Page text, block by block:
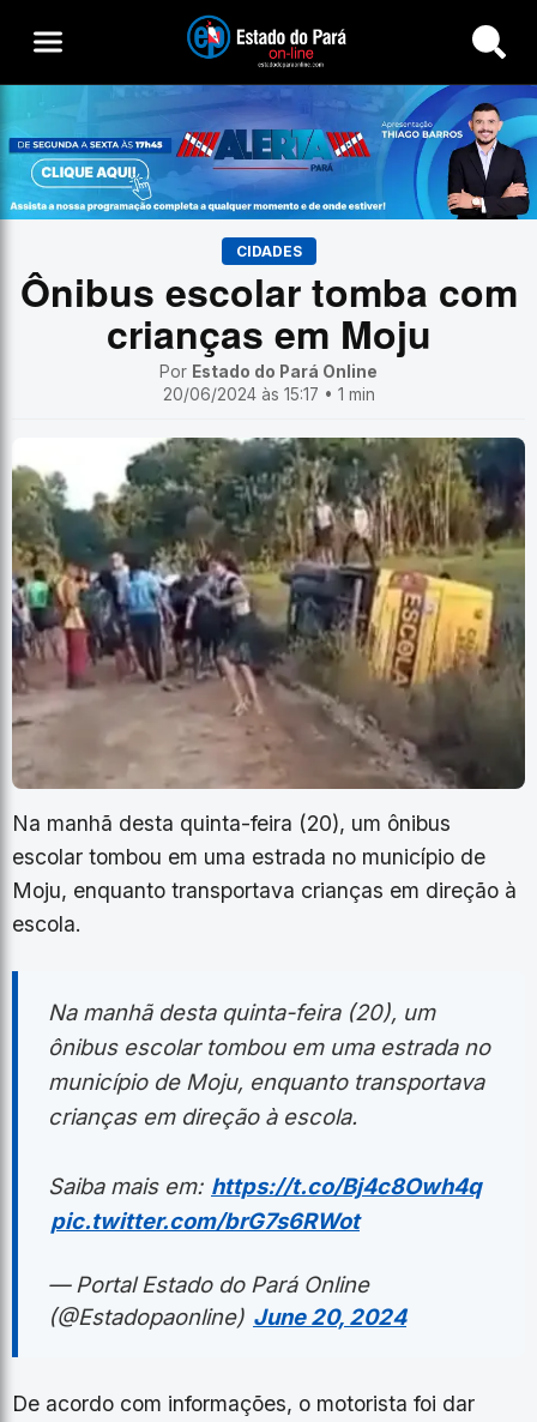
Buscar
CIDADES
Ônibus escolar tomba com
crianças em Moju
Por Estado do Pará Online
20/06/2024 às 15:17 • 1 min
Na manhã desta quinta-feira (20), um ônibus
escolar tombou em uma estrada no município de
Moju, enquanto transportava crianças em direção à
escola.
Na manhã desta quinta-feira (20), um
ônibus escolar tombou em uma estrada no
município de Moju, enquanto transportava
crianças em direção à escola.
Saiba mais em: https://t.co/Bj4c8Owh4q
pic.twitter.com/brG7s6RWot
— Portal Estado do Pará Online
(@Estadopaonline) June 20, 2024
De acordo com informações, o motorista foi dar